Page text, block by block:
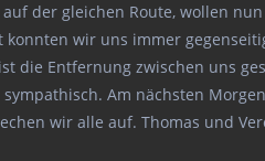
der gleichen Route, wollen
wir uns immer
die Entfernung zwischen uns
Am nächsten
wir alle auf. Thomas und